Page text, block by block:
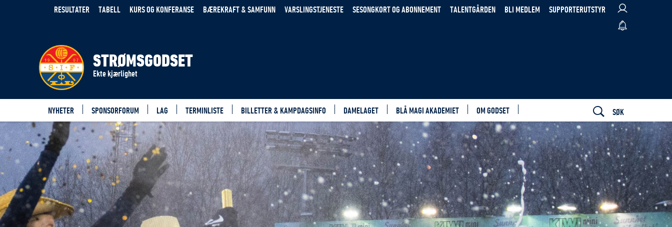
RESULTATER TABELL KURS OG KONFERANSE BÆREKRAFT & SAMFUNN VARSLINGSTJENESTE SESONGKORT OG ABONNEMENT TALENTGÅRDEN BLI MEDLEM SUPPORTERUTSTYR
STRØMSGODSET
Ekte kjærlighet
NYHETER SPONSORFORUM LAG TERMINLISTE BILLETTER & KAMPDAGSINFO DAMELAGET BLÅ MAGI AKADEMIET OM GODSET SØK